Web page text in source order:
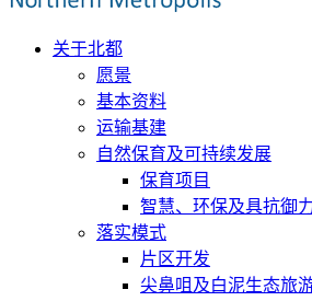
关于北都
愿景
基本资料
运输基建
自然保育及可持续发展
保育项目
智慧、环保及具抗御
落实模式
片区开发
尖鼻咀及白泥生态旅